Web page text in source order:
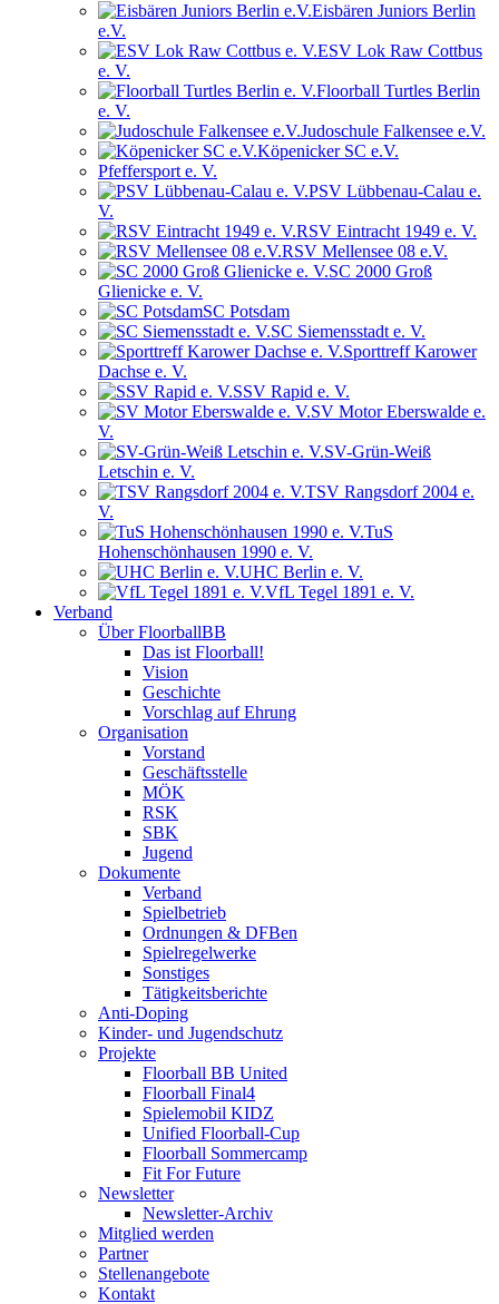
Eisbären Juniors Berlin
e.V.
ESV Lok Raw Cottbus
e. V.
Floorball Turtles Berlin
e. V.
Judoschule Falkensee e.V.
Köpenicker SC e.V.
Pfeffersport e. V.
PSV Lübbenau-Calau e.
V.
RSV Eintracht 1949 e. V.
RSV Mellensee 08 e.V.
SC 2000 Groß
Glienicke e. V.
SC Potsdam
SC Siemensstadt e. V.
Sporttreff Karower
Dachse e. V.
SSV Rapid e. V.
SV Motor Eberswalde e.
V.
SV-Grün-Weiß
Letschin e. V.
TSV Rangsdorf 2004 e.
V.
TuS
Hohenschönhausen 1990 e. V.
UHC Berlin e. V.
VfL Tegel 1891 e. V.
Verband
Über FloorballBB
Das ist Floorball!
Vision
Geschichte
Vorschlag auf Ehrung
Organisation
Vorstand
Geschäftsstelle
MÖK
RSK
SBK
Jugend
Dokumente
Verband
Spielbetrieb
Ordnungen & DFBen
Spielregelwerke
Sonstiges
Tätigkeitsberichte
Anti-Doping
Kinder- und Jugendschutz
Projekte
Floorball BB United
Floorball Final4
Spielemobil KIDZ
Unified Floorball-Cup
Floorball Sommercamp
Fit For Future
Newsletter
Newsletter-Archiv
Mitglied werden
Partner
Stellenangebote
Kontakt